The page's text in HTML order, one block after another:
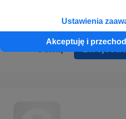
Ustawienia
Akceptuję i